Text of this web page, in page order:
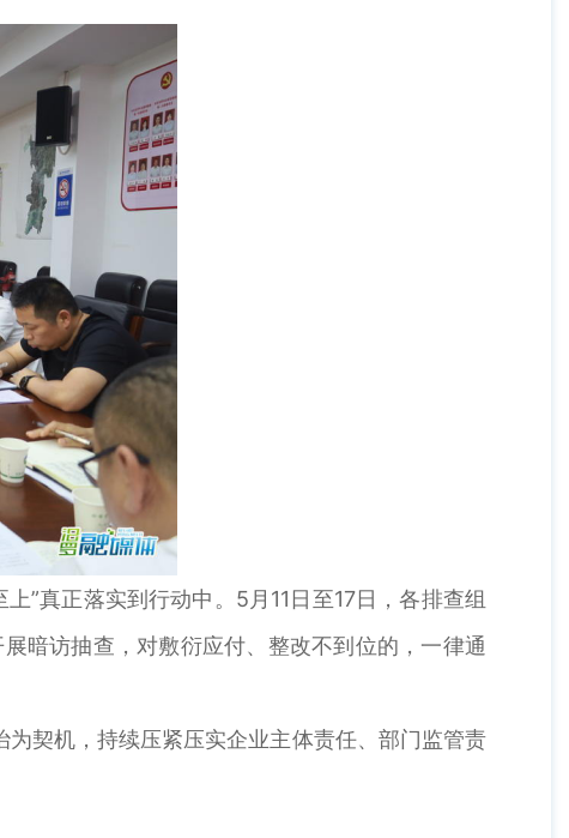
真正落实到行动中。5月11日至17日，各排查组
暗访抽查，对敷衍应付、整改不到位的，一律通
契机，持续压紧压实企业主体责任、部门监管责